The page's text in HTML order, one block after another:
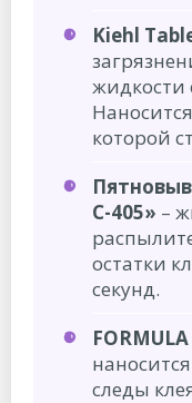
Kiehl
жидкости
которой
С-405» –
остатки
секунд.
следы